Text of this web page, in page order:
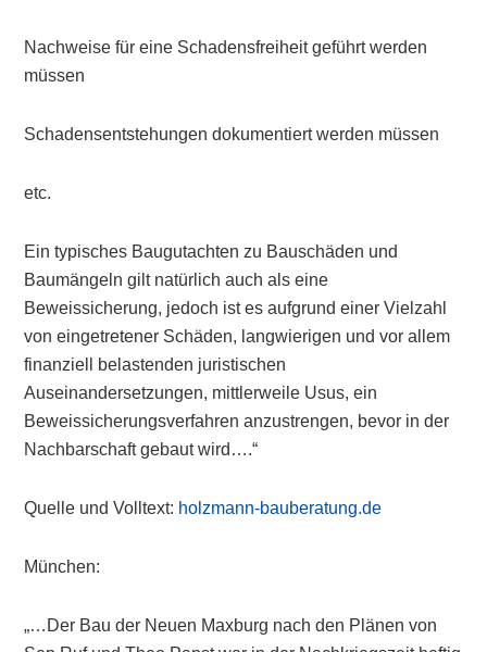
Nachweise für eine Schadensfreiheit geführt werden
müssen
Schadensentstehungen dokumentiert werden müssen
etc.
Ein typisches Baugutachten zu Bauschäden und
Baumängeln gilt natürlich auch als eine
Beweissicherung, jedoch ist es aufgrund einer Vielzahl
von eingetretener Schäden, langwierigen und vor allem
finanziell belastenden juristischen
Auseinandersetzungen, mittlerweile Usus, ein
Beweissicherungsverfahren anzustrengen, bevor in der
Nachbarschaft gebaut wird….“
Quelle und Volltext: holzmann-bauberatung.de
München:
„…Der Bau der Neuen Maxburg nach den Plänen von